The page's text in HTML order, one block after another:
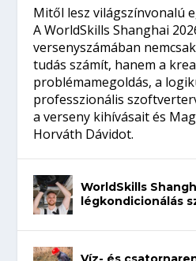
Mitől lesz világszínvonalú
A WorldSkills Shanghai
versenyszámában
tudás számít, hanem a
problémamegoldás, a
professzionális
a verseny kihívásait és
Horváth Dávidot.
WorldSkills
légkondicionálás